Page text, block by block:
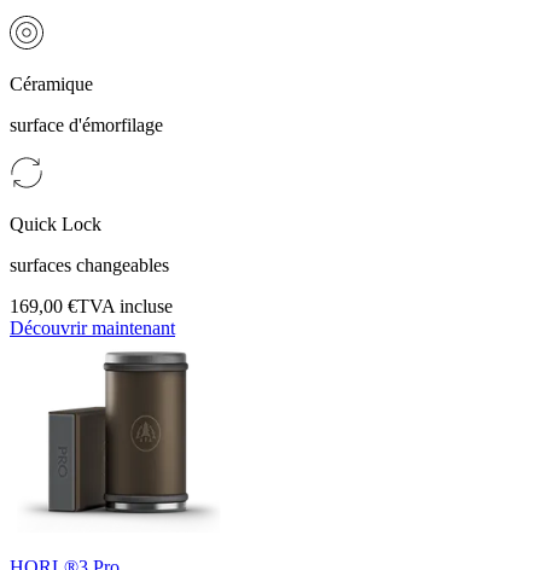
Céramique
surface d'émorfilage
Quick Lock
surfaces changeables
169,00 €TVA incluse
Découvrir maintenant